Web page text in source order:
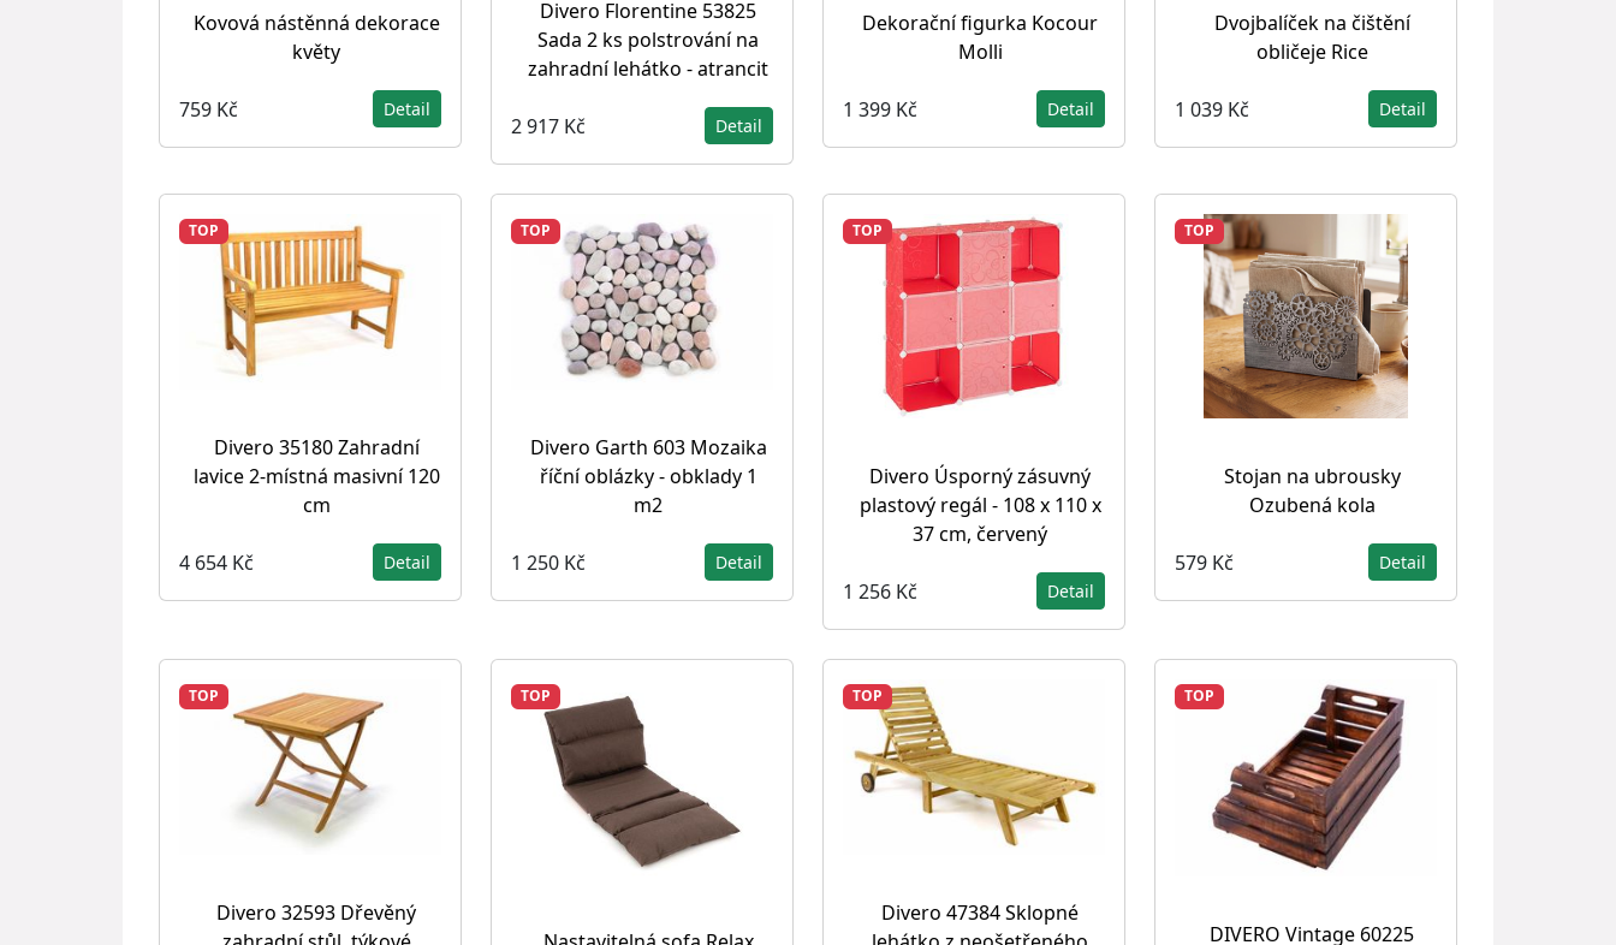
Kovová nástěnná dekorace
květy
759 Kč Detail
Divero Florentine 53825
Sada 2 ks polstrování na
zahradní lehátko - atrancit
2 917 Kč Detail
Dekorační figurka Kocour
Molli
1 399 Kč Detail
Dvojbalíček na čištění
obličeje Rice
1 039 Kč Detail
TOP
Divero 35180 Zahradní
lavice 2-místná masivní 120
cm
4 654 Kč Detail
TOP
Divero Garth 603 Mozaika
říční oblázky - obklady 1
m2
1 250 Kč Detail
TOP
Divero Úsporný zásuvný
plastový regál - 108 x 110 x
37 cm, červený
1 256 Kč Detail
TOP
Stojan na ubrousky
Ozubená kola
579 Kč Detail
TOP
Divero 32593 Dřevěný
TOP TOP
Divero 47384 Sklopné
TOP
DIVERO Vintage 60225